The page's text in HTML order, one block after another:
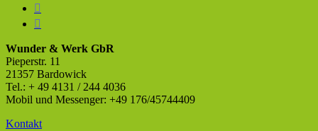


Wunder & Werk GbR
Pieperstr. 11
21357 Bardowick
Tel.: + 49 4131 / 244 4036
Mobil und Messenger: +49 176/45744409
Kontakt